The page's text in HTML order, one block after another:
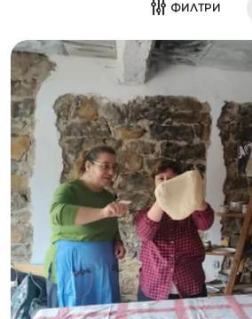
ФИЛТРИ